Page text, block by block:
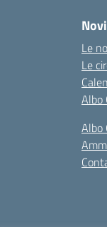
Le
Le
Albo
Albo